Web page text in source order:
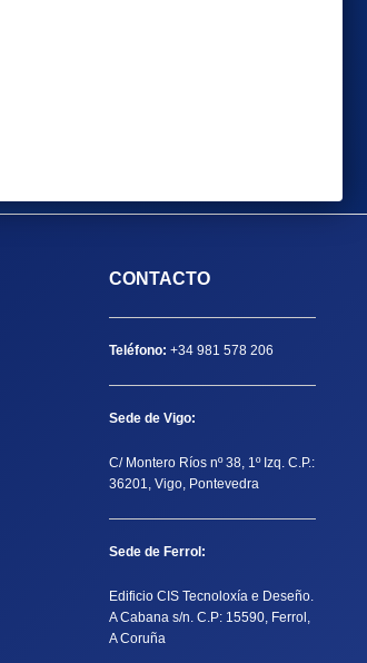
CONTACTO
Teléfono: +34 981 578 206
Sede de Vigo:
C/ Montero Ríos nº 38, 1º Izq. C.P.:
36201, Vigo, Pontevedra
Sede de Ferrol:
Edificio CIS Tecnoloxía e Deseño.
A Cabana s/n. C.P: 15590, Ferrol,
A Coruña